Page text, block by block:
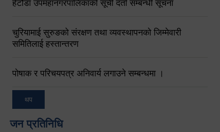
हेटौंडा उपमहानगरपालिकाको सूची दर्ता सम्बन्धी सूचना
चुरियामाई सुरुङको संरक्षण तथा व्यवस्थापनको जिम्मेवारी
समितिलाई हस्तान्तरण
पोषाक र परिचयपत्र अनिवार्य लगाउने सम्बन्धमा ।
थप
जन प्रतिनिधि